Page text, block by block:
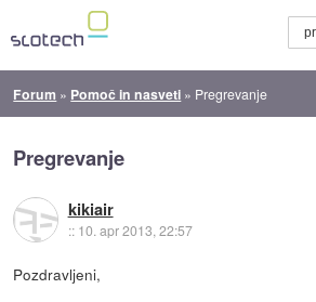
Forum » Pomoč in nasveti » Pregrevanje
Pregrevanje
kikiair
:: 10. apr 2013, 22:57
Pozdravljeni,